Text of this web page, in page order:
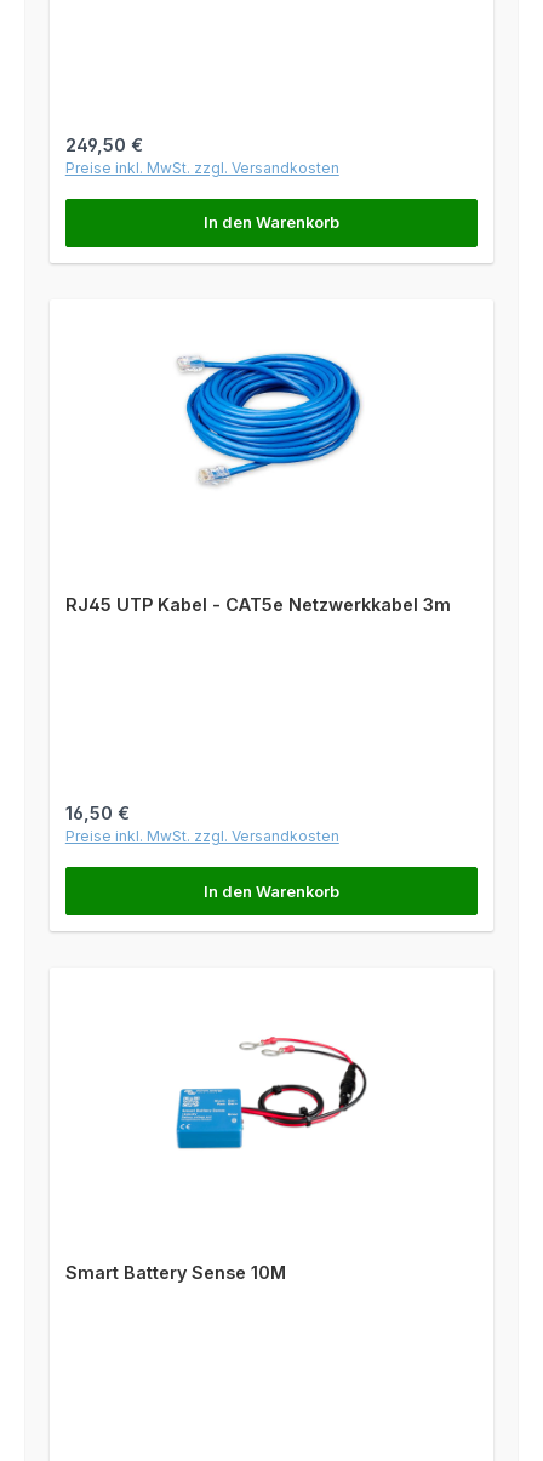
Regulärer Preis:
249,50 €
Preise inkl. MwSt. zzgl. Versandkosten
In den Warenkorb
RJ45 UTP Kabel - CAT5e Netzwerkkabel 3m
Regulärer Preis:
16,50 €
Preise inkl. MwSt. zzgl. Versandkosten
In den Warenkorb
Smart Battery Sense 10M